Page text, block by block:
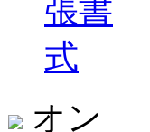
張書
式
オン